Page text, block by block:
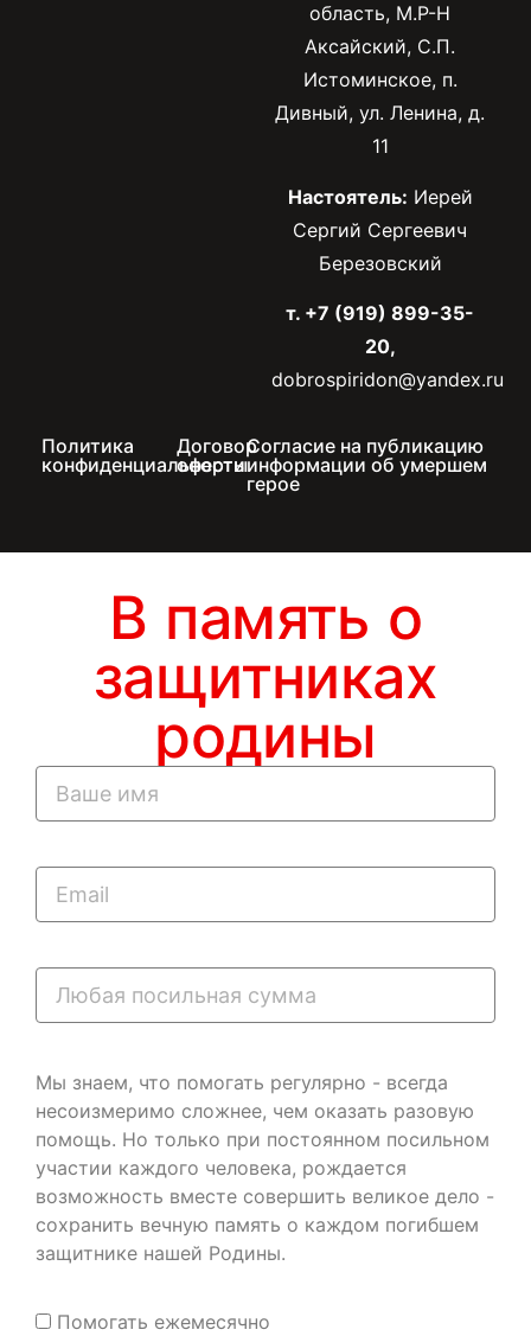
область, М.Р-Н
Аксайский, С.П.
Истоминское, п.
Дивный, ул. Ленина, д.
11
Настоятель: Иерей
Сергий Сергеевич
Березовский
т. +7 (919) 899-35-
20,
dobrospiridon@yandex.ru
Политика
конфиденциальности
Договор
оферты
Согласие на публикацию
информации об умершем
герое
В память о
защитниках
родины
Мы знаем, что помогать регулярно - всегда
несоизмеримо сложнее, чем оказать разовую
помощь. Но только при постоянном посильном
участии каждого человека, рождается
возможность вместе совершить великое дело -
сохранить вечную память о каждом погибшем
защитнике нашей Родины.
Помогать ежемесячно